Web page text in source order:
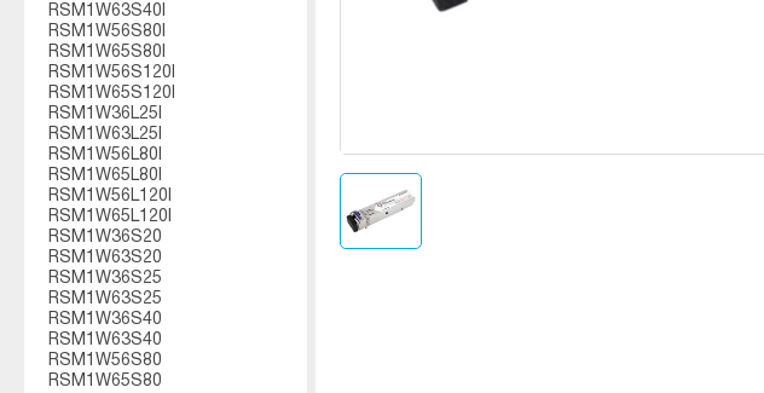
RSM1W63S40I
RSM1W56S80I
RSM1W65S80I
RSM1W56S120I
RSM1W65S120I
RSM1W36L25I
RSM1W63L25I
RSM1W56L80I
RSM1W65L80I
RSM1W56L120I
RSM1W65L120I
RSM1W36S20
RSM1W63S20
RSM1W36S25
RSM1W63S25
RSM1W36S40
RSM1W63S40
RSM1W56S80
RSM1W65S80